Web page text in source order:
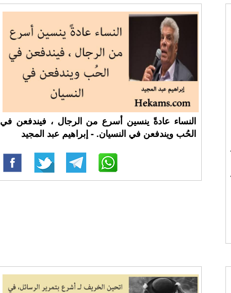
النساء عادةً ينسين أسرع من الرجال ، فيندفعن في
الحُب ويندفعن في النسيان. - إبراهيم عبد المجيد